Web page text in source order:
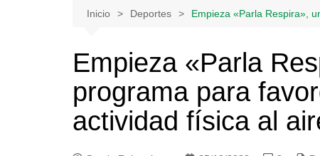
Inicio Deportes Empieza «Parla Respira»,
Empieza «Parla
programa para
actividad física al